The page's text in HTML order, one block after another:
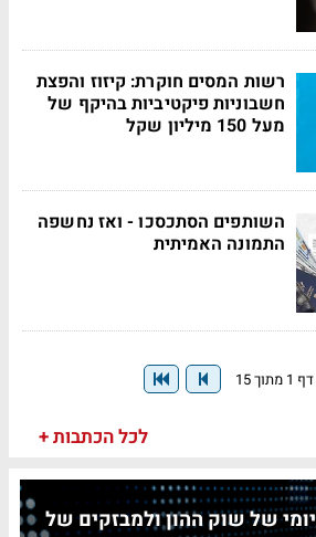
רשות המסים חוקרת: קיזוז והפצת
חשבוניות פיקטיביות בהיקף של
מעל 150 מיליון שקל
השותפים הסתכסכו - ואז נחשפה
התמונה האמיתית
15
לכל הכתבות +
של שוק ההון ולמבזקים של